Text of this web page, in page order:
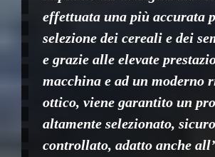
effettuata una più accurata
selezione dei cereali e dei
e grazie alle elevate
macchina e ad un moderno
ottico, viene garantito un
altamente selezionato,
controllato, adatto anche